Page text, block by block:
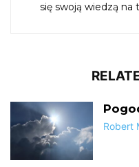
się swoją wiedzą
Robert